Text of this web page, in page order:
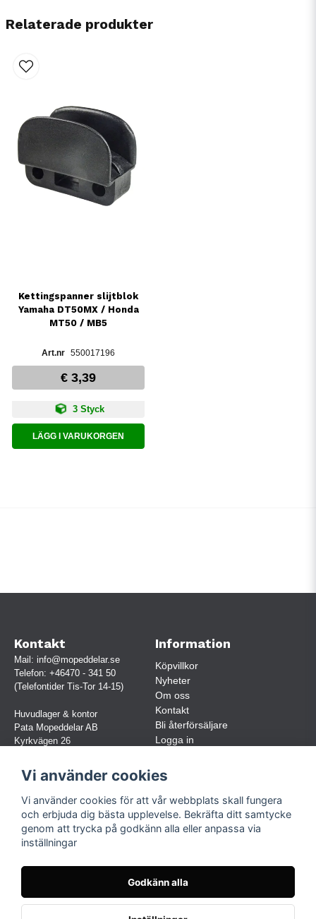
Relaterade produkter
Kettingspanner slijtblok
Yamaha DT50MX / Honda
MT50 / MB5
550017196
€ 3,39
3 Styck
LÄGG I VARUKORGEN
Kontakt
Mail: info@mopeddelar.se
Telefon: +46470 - 341 50
(Telefontider Tis-Tor 14-15)
Huvudlager & kontor
Pata Mopeddelar AB
Kyrkvägen 26
(OBS. Endast förbokade besök)
Org.nr:
559030-5248
Jur. namn: Pata Mopeddelar AB
Information
Köpvillkor
Nyheter
Om oss
Kontakt
Bli återförsäljare
Logga in
Följ oss
TikTok
Vi använder cookies
Vi använder cookies för att vår webbplats skall fungera
och erbjuda dig bästa upplevelse. Bekräfta ditt samtycke
genom att trycka på godkänn alla eller anpassa via
inställningar
Godkänn alla